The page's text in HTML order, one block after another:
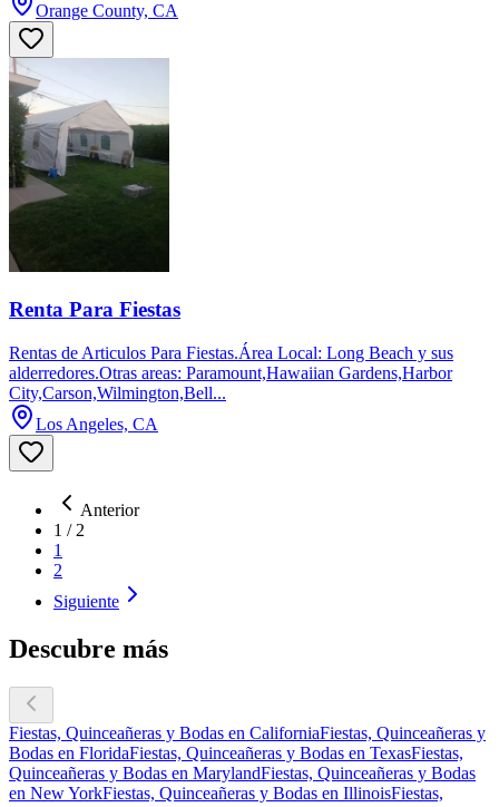
Orange County, CA
Renta Para Fiestas
Rentas de Articulos Para Fiestas.Área Local: Long Beach y sus
alderredores.Otras areas: Paramount,Hawaiian Gardens,Harbor
City,Carson,Wilmington,Bell...
Los Angeles, CA
Anterior
1 / 2
1
2
Siguiente
Descubre más
Fiestas, Quinceañeras y Bodas en CaliforniaFiestas, Quinceañeras y
Bodas en FloridaFiestas, Quinceañeras y Bodas en TexasFiestas,
Quinceañeras y Bodas en MarylandFiestas, Quinceañeras y Bodas
en New YorkFiestas, Quinceañeras y Bodas en IllinoisFiestas,